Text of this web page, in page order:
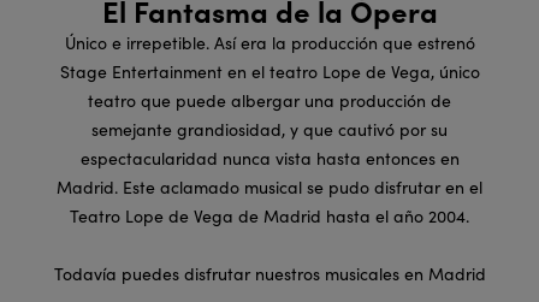
El Fantasma de la Ópera
Único e irrepetible. Así era la producción que estrenó
Stage Entertainment en el teatro Lope de Vega, único
teatro que puede albergar una producción de
semejante grandiosidad, y que cautivó por su
espectacularidad nunca vista hasta entonces en
Madrid. Este aclamado musical se pudo disfrutar en el
Teatro Lope de Vega de Madrid hasta el año 2004.
Todavía puedes disfrutar nuestros musicales en Madrid